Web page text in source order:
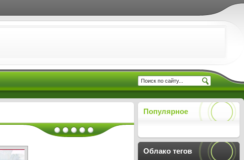
Популярное
Облако тегов